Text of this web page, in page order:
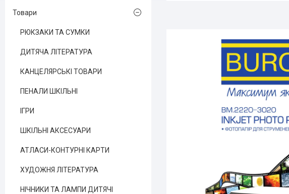
Товари
РЮКЗАКИ ТА СУМКИ
ДИТЯЧА ЛІТЕРАТУРА
КАНЦЕЛЯРСЬКІ ТОВАРИ
ПЕНАЛИ ШКІЛЬНІ
ІГРИ
ШКІЛЬНІ АКСЕСУАРИ
АТЛАСИ-КОНТУРНІ КАРТИ
ХУДОЖНЯ ЛІТЕРАТУРА
НІЧНИКИ ТА ЛАМПИ ДИТЯЧІ